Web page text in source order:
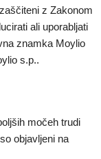
z Zakonom
ali uporabljati
znamka Moylio
s.p..
močeh trudi
objavljeni na